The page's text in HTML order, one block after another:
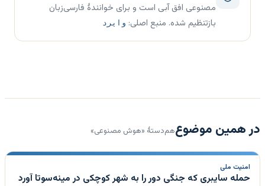
مصنوعی افق آبی است و برای خوانندهٔ فارسی‌زبان
بازتنظیم شده. منبع اصلی: وایرد
در همین موضوعهم‌دستهٔ «هوش مصنوعی»
امنیت ملی
حمله سایبری که جنگی دور را به شهر کوچکی در مینه‌سوتا آورد